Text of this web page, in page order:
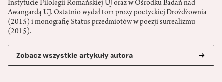
Instytucie Filologii Romańskiej UJ oraz w Ośrodku Badań nad
Awangardą UJ. Ostatnio wydał tom prozy poetyckiej Drożdżownia
(2015) i monografię Status przedmiotów w poezji surrealizmu
(2015).
Zobacz wszystkie artykuły autora